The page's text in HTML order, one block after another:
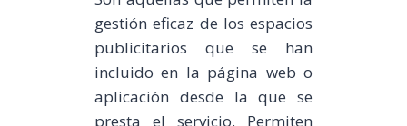
gestión eficaz de los espacios
publicitarios que se han
incluido en la página web o
aplicación desde la que se
presta el servicio. Permiten